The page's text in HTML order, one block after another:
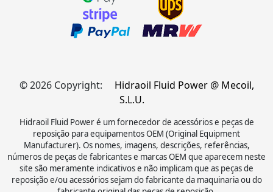
© 2026 Copyright:
Hidraoil Fluid Power @ Mecoil,
S.L.U.
Hidraoil Fluid Power é um fornecedor de acessórios e peças de
reposição para equipamentos OEM (Original Equipment
Manufacturer). Os nomes, imagens, descrições, referências,
números de peças de fabricantes e marcas OEM que aparecem neste
site são meramente indicativos e não implicam que as peças de
reposição e/ou acessórios sejam do fabricante da maquinaria ou do